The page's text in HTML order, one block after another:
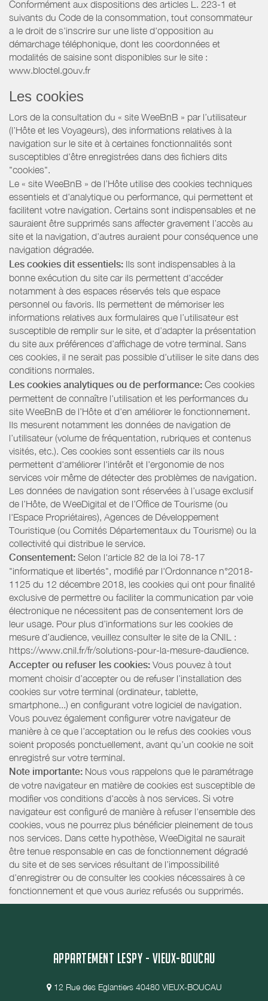
Conformément aux dispositions des articles L. 223-1 et
suivants du Code de la consommation, tout consommateur
a le droit de s'inscrire sur une liste d'opposition au
démarchage téléphonique, dont les coordonnées et
modalités de saisine sont disponibles sur le site :
www.bloctel.gouv.fr
Les cookies
Lors de la consultation du « site WeeBnB » par l’utilisateur
(l’Hôte et les Voyageurs), des informations relatives à la
navigation sur le site et à certaines fonctionnalités sont
susceptibles d'être enregistrées dans des fichiers dits
"cookies".
Le « site WeeBnB » de l’Hôte utilise des cookies techniques
essentiels et d'analytique ou performance, qui permettent et
facilitent votre navigation. Certains sont indispensables et ne
sauraient être supprimés sans affecter gravement l’accès au
site et la navigation, d’autres auraient pour conséquence une
navigation dégradée.
Les cookies dit essentiels: Ils sont indispensables à la
bonne exécution du site car ils permettent d'accéder
notamment à des espaces réservés tels que espace
personnel ou favoris. Ils permettent de mémoriser les
informations relatives aux formulaires que l’utilisateur est
susceptible de remplir sur le site, et d’adapter la présentation
du site aux préférences d’affichage de votre terminal. Sans
ces cookies, il ne serait pas possible d'utiliser le site dans des
conditions normales.
Les cookies analytiques ou de performance: Ces cookies
permettent de connaître l'utilisation et les performances du
site WeeBnB de l’Hôte et d'en améliorer le fonctionnement.
Ils mesurent notamment les données de navigation de
l’utilisateur (volume de fréquentation, rubriques et contenus
visités, etc.). Ces cookies sont essentiels car ils nous
permettent d'améliorer l'intérêt et l'ergonomie de nos
services voir même de détecter des problèmes de navigation.
Les données de navigation sont réservées à l’usage exclusif
de l’Hôte, de WeeDigital et de l’Office de Tourisme (ou
l'Espace Propriétaires), Agences de Développement
Touristique (ou Comités Départementaux du Tourisme) ou la
collectivité qui distribue le service.
Consentement: Selon l'article 82 de la loi 78-17
"informatique et libertés", modifié par l'Ordonnance n°2018-
1125 du 12 décembre 2018, les cookies qui ont pour finalité
exclusive de permettre ou faciliter la communication par voie
électronique ne nécessitent pas de consentement lors de
leur usage. Pour plus d’informations sur les cookies de
mesure d’audience, veuillez consulter le site de la CNIL :
https://www.cnil.fr/fr/solutions-pour-la-mesure-daudience.
Accepter ou refuser les cookies: Vous pouvez à tout
moment choisir d’accepter ou de refuser l’installation des
cookies sur votre terminal (ordinateur, tablette,
smartphone...) en configurant votre logiciel de navigation.
Vous pouvez également configurer votre navigateur de
manière à ce que l’acceptation ou le refus des cookies vous
soient proposés ponctuellement, avant qu’un cookie ne soit
enregistré sur votre terminal.
Note importante: Nous vous rappelons que le paramétrage
de votre navigateur en matière de cookies est susceptible de
modifier vos conditions d'accès à nos services. Si votre
navigateur est configuré de manière à refuser l'ensemble des
cookies, vous ne pourrez plus bénéficier pleinement de tous
nos services. Dans cette hypothèse, WeeDigital ne saurait
être tenue responsable en cas de fonctionnement dégradé
du site et de ses services résultant de l’impossibilité
d’enregistrer ou de consulter les cookies nécessaires à ce
fonctionnement et que vous auriez refusés ou supprimés.
APPARTEMENT LESPY - VIEUX-BOUCAU
12 Rue des Eglantiers 40480 VIEUX-BOUCAU